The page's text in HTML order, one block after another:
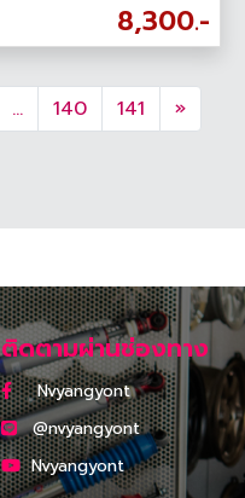
8,300.-
... 140 141 »
ติดตามผ่านช่องทาง
Nvyangyont
@nvyangyont
Nvyangyont